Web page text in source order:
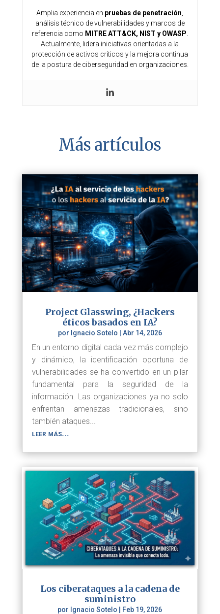
Amplia experiencia en pruebas de penetración
análisis técnico de vulnerabilidades y marcos de
referencia como MITRE ATT&CK, NIST y OWASP
Actualmente, lidera iniciativas orientadas a la
protección de activos críticos y la mejora continua
de la postura de ciberseguridad en organizaciones.
Más artículos
Project Glasswing, ¿Hackers
éticos basados en IA?
por Ignacio Sotelo Abr 14, 2026
En un entorno digital cada vez más complejo
y dinámico, la identificación oportuna de
vulnerabilidades se ha convertido en un pilar
fundamental para la seguridad de la
información. Las organizaciones ya no solo
enfrentan amenazas tradicionales, sino
también ataques...
leer más...
Los ciberataques a la cadena de
suministro
por Ignacio Sotelo Feb 19, 2026